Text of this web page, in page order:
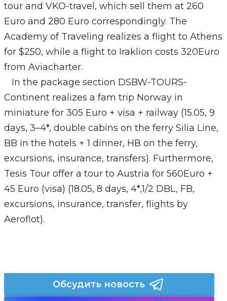
tour and VKO-travel, which sell them at 260
Euro and 280 Euro correspondingly. The
Academy of Traveling realizes a flight to Athens
for $250, while a flight to Iraklion costs 320Euro
from Aviacharter.
In the package section DSBW-TOURS-
Continent realizes a fam trip Norway in
miniature for 305 Euro + visa + railway (15.05, 9
days, 3–4*, double cabins on the ferry Silia Line,
BB in the hotels + 1 dinner, НВ on the ferry,
excursions, insurance, transfers). Furthermore,
Tesis Tour offer a tour to Austria for 560Euro +
45 Euro (visa) (18.05, 8 days, 4*,1/2 DBL, FB,
excursions, insurance, transfer, flights by
Aeroflot).
Обсудить новость